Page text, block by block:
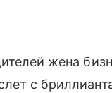
жена
с